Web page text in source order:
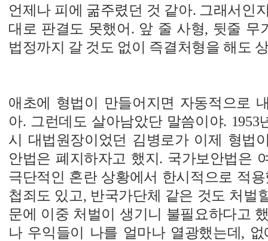
언제나 피에 굶주렸던 것 같아. 그래서인
대로 판결도 못했어. 앞 줄 사형, 뒷줄 무
법정까지 갈 것도 없이 즉결처형을 해도
애초에 형법이 만들어지면 자동적으로
아. 그런데도 살아남았단 말씀이야. 1953
시 대법원장이었던 김병로가 이제 형법
안법은 폐지하자고 했지. 국가보안법은
극단적인 혼란 상황에서 한시적으로 적
첩죄도 있고, 반국가단체 같은 것도 처벌
문에 이중 처벌이 생기니 불필요하다고
나 우익들이 나를 얼마나 열광했는데,